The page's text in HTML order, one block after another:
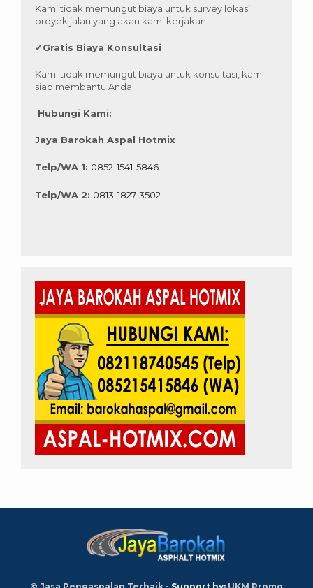
Kami tidak memungut biaya untuk survey lokasi
proyek jalan yang akan kami kerjakan.
✓Gratis Biaya Konsultasi
Kami tidak memungut biaya untuk konsultasi, kami
siap membantu Anda.
Hubungi Kami:
Jaya Barokah Aspal Hotmix
Telp/WA 1: 0852-1541-5846
Telp/WA 2: 0813-1827-3502